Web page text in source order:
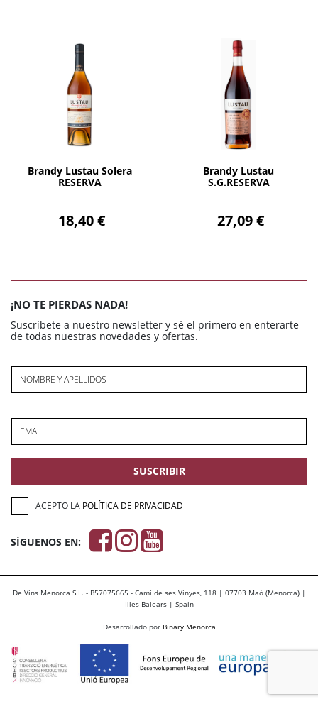
Brandy Lustau Solera
RESERVA
18,40 €
AÑADIR
Brandy Lustau
S.G.RESERVA
27,09 €
AÑADIR
¡NO TE PIERDAS NADA!
Suscríbete a nuestro newsletter y sé el primero en enterarte
de todas nuestras novedades y ofertas.
NOMBRE Y APELLIDOS
EMAIL
SUSCRIBIR
ACEPTO LA POLÍTICA DE PRIVACIDAD
SÍGUENOS EN:
De Vins Menorca S.L. - B57075665 - Camí de ses Vinyes, 118 | 07703 Maó (Menorca) |
Illes Balears | Spain
Desarrollado por Binary Menorca